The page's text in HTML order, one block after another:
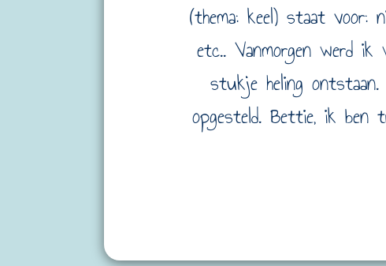
(thema: keel) staat voor:
etc.. Vanmorgen werd
stukje heling
opgesteld. Bettie, ik